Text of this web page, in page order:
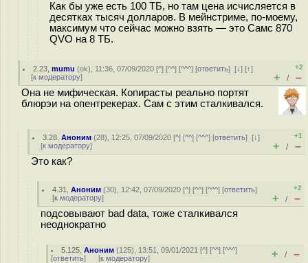
Как бы уже есть 100 ТБ, но там цена исчисляется в
десятках тысяч долларов. В мейнстриме, по-моему,
максимум что сейчас можно взять — это Самс 870
QVO на 8 ТБ.
2.23 ,mumu (ok), 11:36, 07/09/2020 [^] [^^] [^^^] [ответить][↓] [↑]
[к модератору]
+2
+ / –
Она не мифическая. Копирасты реально портят
блюрэи на опентрекерах. Сам с этим сталкивался.
3.28 ,Аноним (28), 12:25, 07/09/2020 [^] [^^] [^^^] [ответить][↓]
[к модератору]
+1
+ / –
Это как?
4.31 ,Аноним (30), 12:42, 07/09/2020 [^] [^^] [^^^] [ответить]
[к модератору]
+2
+ / –
подсовывают bad data, тоже сталкивался
неоднократно
5.125 ,Аноним (125), 13:51, 09/01/2021 [^] [^^] [^^^]
[ответить] [к модератору] + / –